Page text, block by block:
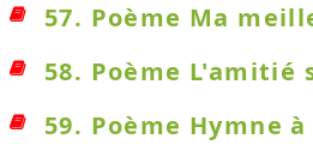
57. Poème Ma
58. Poème L'amitié
59. Poème Hymne